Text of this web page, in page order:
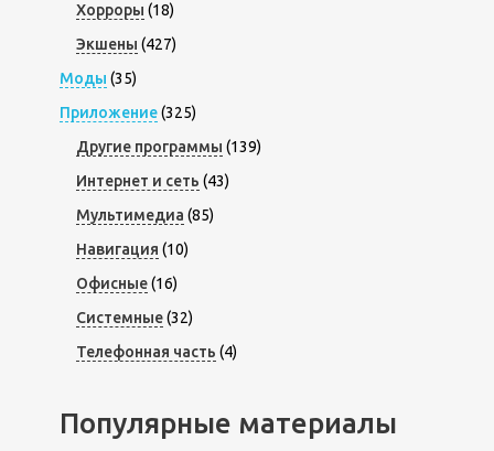
Хорроры (18)
Экшены (427)
Моды (35)
Приложение(325)
Другие программы (139)
Интернет и сеть (43)
Мультимедиа (85)
Навигация (10)
Офисные(16)
Системные(32)
Телефонная часть (4)
Популярные материалы